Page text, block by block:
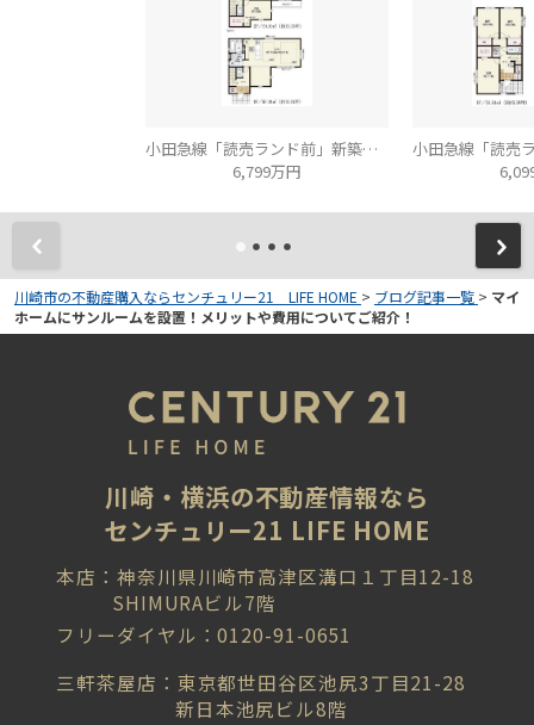
小田急線「読売ランド前」新築分譲
6,799万円
川崎市の不動産購入ならセンチュリー21 LIFE HOME > ブログ記事一覧 > マイ
ホームにサンルームを設置！メリットや費用についてご紹介！
川崎・横浜の不動産情報なら
センチュリー21 LIFE HOME
本店：神奈川県川崎市高津区溝口１丁目12-18
SHIMURAビル7階
フリーダイヤル：0120-91-0651
三軒茶屋店：東京都世田谷区池尻3丁目21-28
新日本池尻ビル8階